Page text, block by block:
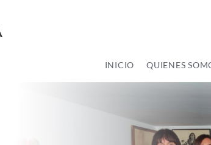
INICIO QUIENES